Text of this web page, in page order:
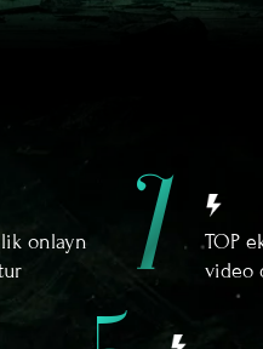
Kursga qo'shilish
PDF